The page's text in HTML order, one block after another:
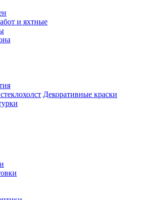
и яхтные
Декоративные краски